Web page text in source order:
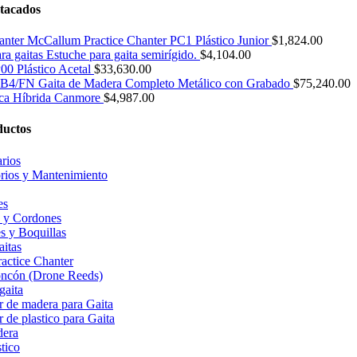
Practice Chanter PC1 Plástico Junior $1,824.00
Estuche para gaita semirígido. $4,104.00
Plástico Acetal $33,630.00
FN Gaita de Madera Completo Metálico con Grabado $75,240.00
Híbrida Canmore $4,987.00
y Mantenimiento
y Cordones
y Boquillas
Chanter
(Drone Reeds)
de madera para Gaita
de plastico para Gaita